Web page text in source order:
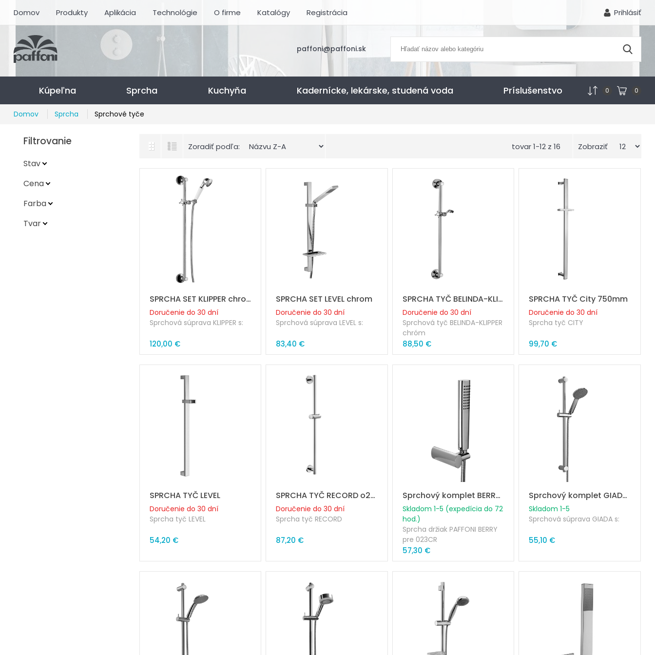
Domov Produkty Aplikácia Technológie O firme Katalógy Registrácia Prihlásiť
paffoni@paffoni.sk
Kúpeľna Sprcha Kuchyňa Kadernícke, lekárske, studená voda Príslušenstvo 0 0
Domov Sprcha Sprchové tyče
Filtrovanie
Stav
Cena
Farba
Tvar
Zoradiť podľa: tovar 1-12 z 16 Zobraziť
SPRCHA SET KLIPPER chrom
Doručenie do 30 dní
Sprchová súprava KLIPPER s:
• kovová tyč O18 x L.600 mm
• kovové úchyty na stenu
• sprcha Iris kovová, O53 mm
120,00 €
SPRCHA SET LEVEL chrom
Doručenie do 30 dní
Sprchová súprava LEVEL s:
• kovová tyč obĺžniková
• plastové úchyty na stenu
• plastový bežec
• plastová mydelnička
83,40 €
SPRCHA TYČ BELINDA-KLIPPER o18xL600
Doručenie do 30 dní
Sprchová tyč BELINDA-KLIPPER
chróm
Priemer trubky: 18mm
Dĺžka: 600mm
88,50 €
SPRCHA TYČ City 750mm
Doručenie do 30 dní
Sprcha tyč CITY
Priemer trubky: 30mm
Dĺžka: 755mm
Rozteč pripojenia: 700mm
99,70 €
SPRCHA TYČ LEVEL
Doručenie do 30 dní
Sprcha tyč LEVEL
Priemer trubky: 30x15mm
Rozteč pripojenia: 585mm
54,20 €
SPRCHA TYČ RECORD o20/755mm
Doručenie do 30 dní
Sprcha tyč RECORD
Priemer trubky: 20mm
Rozteč pripojenia: 698mm
87,20 €
Sprchový komplet BERRY 023CR
Skladom 1-5 (expedícia do 72
hod.)
Sprcha držiak PAFFONI BERRY
pre 023CR
Súčasťou balenia je sprchová
hadica 150cm a hlavica
57,30 €
Sprchový komplet GIADA chróm
Skladom 1-5
Sprchová súprava GIADA s:
• kovová tyč o20,5 x L730mm
• nastaviteľné ABS úchyty na
stenu
• kovový posuvný bežec
• sprcha GIADA, 1-polohová,
• dvojzámková flexi 1500 mm
s konusovou maticou
55,10 €